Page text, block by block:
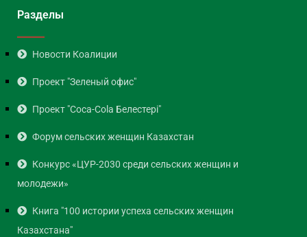
Разделы
Новости Коалиции
Проект "Зеленый офис"
Проект "Coca-Cola Белестері"
Форум сельских женщин Казахстан
Конкурс «ЦУР-2030 среди сельских женщин и
молодежи»
Книга "100 истории успеха сельских женщин
Казахстана"